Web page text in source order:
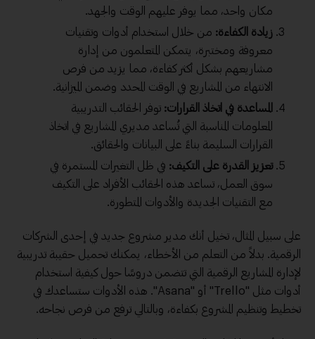
مكان واحد، مما يوفر عليهم الوقت والجهد.
زيادة الكفاءة: من خلال استخدام أدوات وتقنيات
معروفة ومختبرة، يتمكن المتعلمون من إدارة
مشاريعهم بشكل أكثر كفاءة، مما يزيد من فرص
الانتهاء من المشاريع في الوقت المحدد وضمن الميزانية.
المساعدة في اتخاذ القرارات: توفر الحقائب التدريبية
المعلومات المناسبة التي تُساعد مديري المشاريع في اتخاذ
القرارات السليمة بناءً على البيانات والحقائق.
تعزيز القدرة على التكيف: في ظل التغيرات المستمرة في
سوق العمل، تساعد هذه الحقائب الأفراد على التكيف
مع التقنيات الجديدة والأدوات المتطورة.
على سبيل المثال، تخيل أنك مدير مشروع جديد في إحدى الشركات
الرقمية. بدلاً من التعلم من الأخطاء، يمكنك تحميل حقيبة تدريبية
لإدارة المشاريع الرقمية التي تتضمن دروسًا حول كيفية استخدام
أدوات مثل "Trello" أو "Asana". هذه الأدوات ستساعدك في
تخطيط وتنظيم المشروع بكفاءة، وبالتالي ترفع من فرص نجاحه.